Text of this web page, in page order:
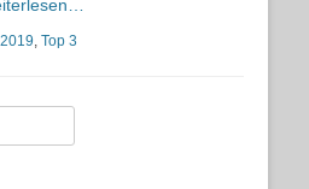
2019, Top 3